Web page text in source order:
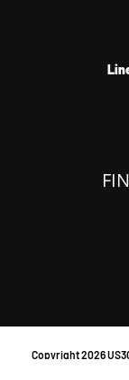
Copyright2026